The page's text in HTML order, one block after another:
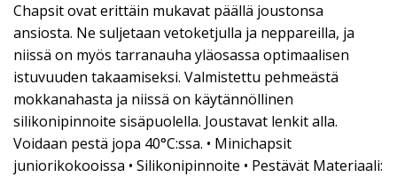
Chapsit ovat erittäin mukavat päällä joustonsa
ansiosta. Ne suljetaan vetoketjulla ja neppareilla, ja
niissä on myös tarranauha yläosassa optimaalisen
istuvuuden takaamiseksi. Valmistettu pehmeästä
mokkanahasta ja niissä on käytännöllinen
silikonipinnoite sisäpuolella. Joustavat lenkit alla.
Voidaan pestä jopa 40°C:ssa. • Minichapsit
juniorikokooissa • Silikonipinnoite • Pestävät Materiaali: